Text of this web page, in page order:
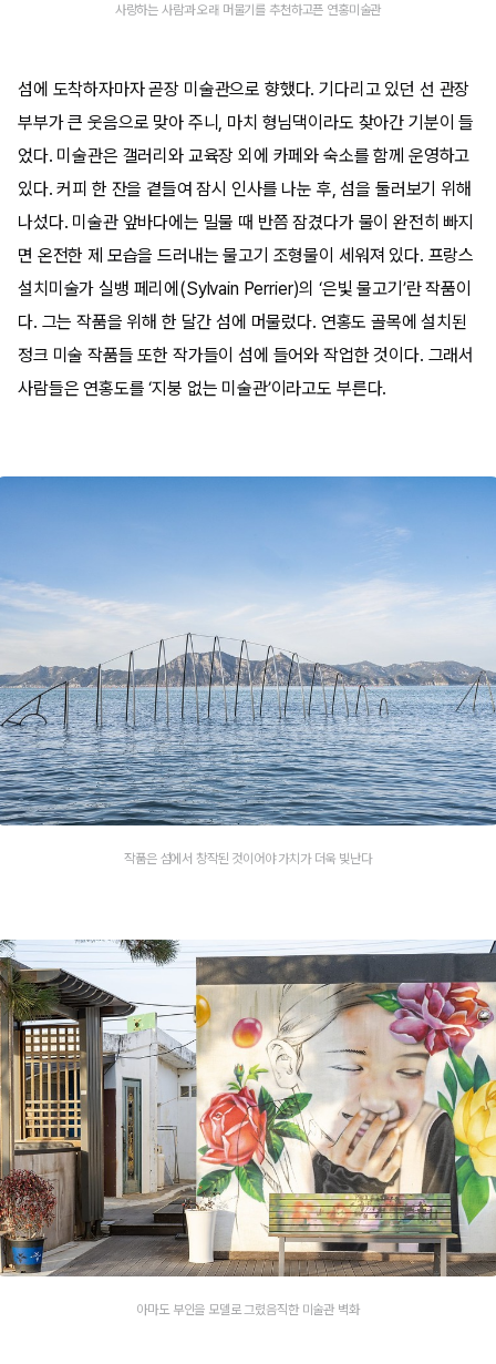
사랑하는 사람과 오래 머물기를 추천하고픈 연홍미술관
섬에 도착하자마자 곧장 미술관으로 향했다. 기다리고 있던 선 관장
부부가 큰 웃음으로 맞아 주니, 마치 형님댁이라도 찾아간 기분이 들
었다. 미술관은 갤러리와 교육장 외에 카페와 숙소를 함께 운영하고
있다. 커피 한 잔을 곁들여 잠시 인사를 나눈 후, 섬을 둘러보기 위해
나섰다. 미술관 앞바다에는 밀물 때 반쯤 잠겼다가 물이 완전히 빠지
면 온전한 제 모습을 드러내는 물고기 조형물이 세워져 있다. 프랑스
설치미술가 실뱅 페리에(Sylvain Perrier)의 ‘은빛 물고기’란 작품이
다. 그는 작품을 위해 한 달간 섬에 머물렀다. 연홍도 골목에 설치된
정크 미술 작품들 또한 작가들이 섬에 들어와 작업한 것이다. 그래서
사람들은 연홍도를 ‘지붕 없는 미술관’이라고도 부른다.
작품은 섬에서 창작된 것이어야 가치가 더욱 빛난다
아마도 부인을 모델로 그렸음직한 미술관 벽화